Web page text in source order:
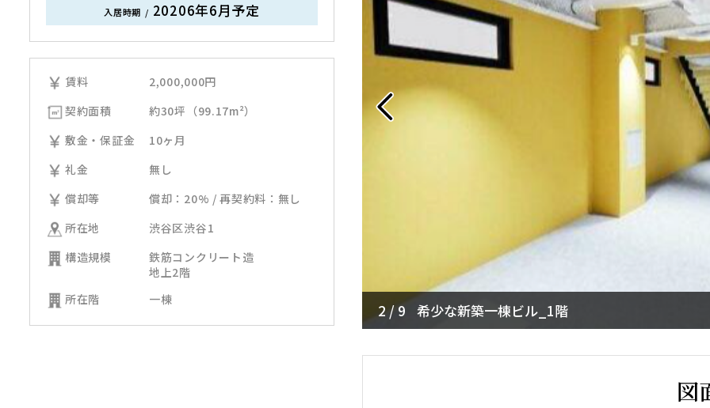
2 / 9 希少な新築一棟ビル_1階
3 / 9 ショールームや店舗に最適_1階
図
入居時期 / 20206年6月予定
賃料 2,000,000円
契約面積
約30坪（99.17m²）
敷金・保証金
10ヶ月
礼金
無し
償却等
償却：20% / 再契約料：無し
所在地
渋谷区渋谷1
構造規模
鉄筋コンクリート造
地上2階
所在階
一棟